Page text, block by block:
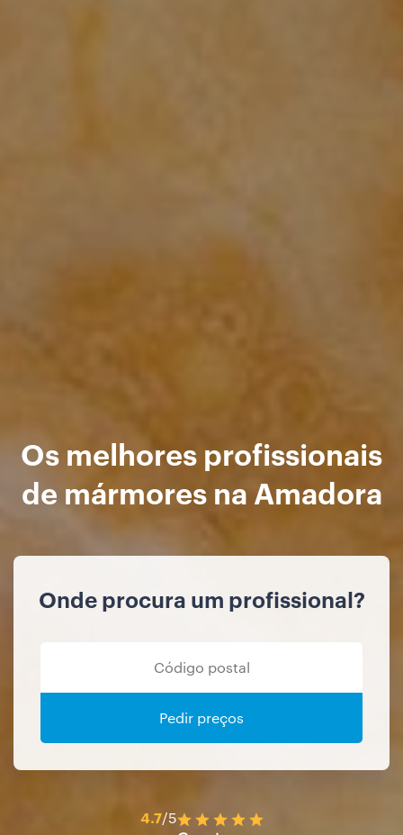
Os melhores profissionais
de mármores na Amadora
Onde procura um profissional?
Pedir preços
4.7/5